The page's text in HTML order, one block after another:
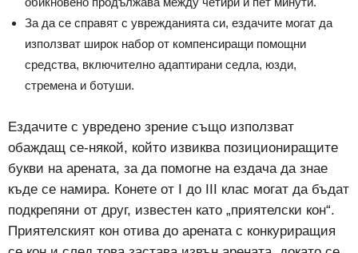
За да се справят с уврежданията си, ездачите могат да
използват широк набор от компенсиращи помощни
средства, включително адаптирани седла, юзди,
стремена и ботуши.
Ездачите с увредено зрение също използват
обаждащ се-някой, който извиква позициониращите
букви на арената, за да помогне на ездача да знае
къде се намира. Конете от I до III клас могат да бъдат
подкрепяни от друг, известен като „приятелски кон“.
Приятелският кон отива до арената с конкуриращия